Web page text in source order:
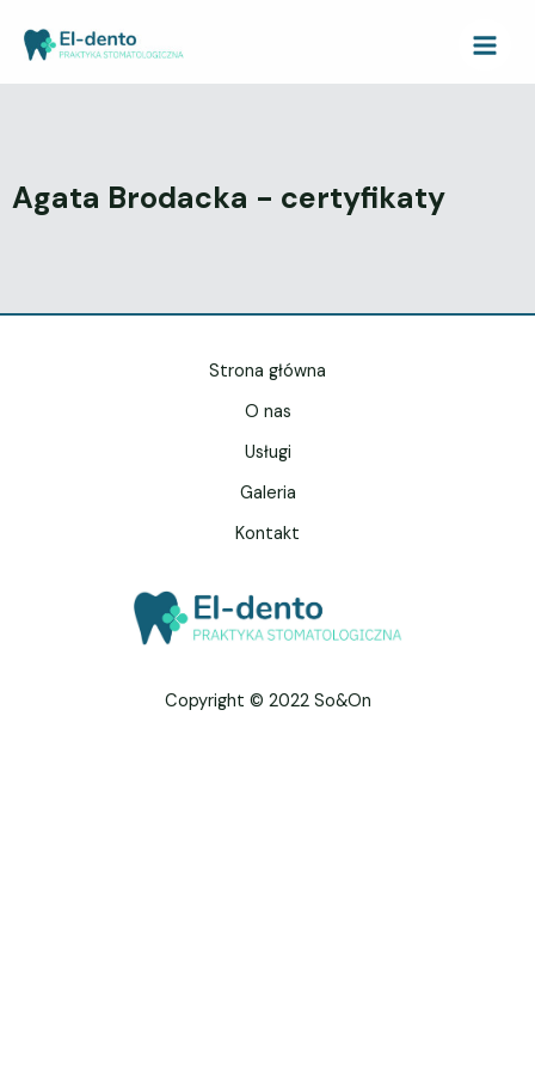
Agata Brodacka - certyfikaty
Strona główna
O nas
Usługi
Galeria
Kontakt
Copyright © 2022 So&On